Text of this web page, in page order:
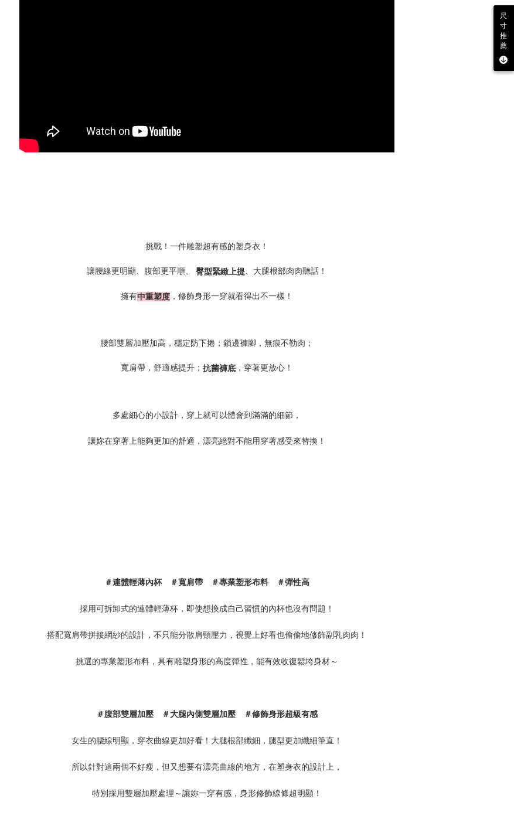
挑戰！一件雕塑超有感的塑身衣！
讓腰線更明顯、腹部更平順、 臀型緊緻上提、大腿根部肉肉聽話！
擁有中重塑度，修飾身形一穿就看得出不一樣！
腰部雙層加壓加高，穩定防下捲；鎖邊褲腳，無痕不勒肉；
寬肩帶，舒適感提升； 抗菌褲底，穿著更放心！
多處細心的小設計，穿上就可以體會到滿滿的細節，
讓妳在穿著上能夠更加的舒適，漂亮絕對不能用穿著感受來替換！
＃連體輕薄內杯 ＃寬肩帶 ＃專業塑形布料 ＃彈性高
採用可拆卸式的連體輕薄杯，即使想換成自己習慣的內杯也沒有問題！
搭配寬肩帶拼接網紗的設計，不只能分散肩頸壓力，視覺上好看也偷偷地修飾副乳肉肉！
挑選的專業塑形布料，具有雕塑身形的高度彈性，能有效收復鬆垮身材～
＃腹部雙層加壓 ＃大腿內側雙層加壓 ＃修飾身形超級有感
女生的腰線明顯，穿衣曲線更加好看！大腿根部纖細，腿型更加纖細筆直！
所以針對這兩個不好瘦，但又想要有漂亮曲線的地方，在塑身衣的設計上，
特別採用雙層加壓處理～讓妳一穿有感，身形修飾線條超明顯！
尺
寸
推
薦